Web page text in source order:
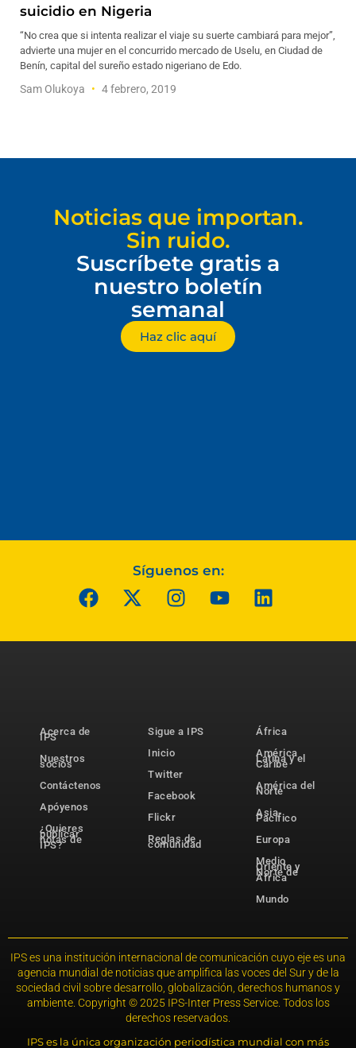
suicidio en Nigeria
“No crea que si intenta realizar el viaje su suerte cambiará para mejor”,
advierte una mujer en el concurrido mercado de Uselu, en Ciudad de
Benín, capital del sureño estado nigeriano de Edo.
Sam Olukoya 4 febrero, 2019
Noticias que importan.
Sin ruido.
Suscríbete gratis a
nuestro boletín
semanal
Haz clic aquí
Síguenos en:
Acerca de
IPS
Nuestros
socios
Contáctenos
Apóyenos
¿Quieres
publicar
notas de
IPS?
Sigue a IPS
Inicio
Twitter
Facebook
Flickr
Reglas de
comunidad
África
América
Latina y el
Caribe
América del
Norte
Asia-
Pacífico
Europa
Medio
Oriente y
Norte de
África
Mundo
IPS es una institución internacional de comunicación cuyo eje es una
agencia mundial de noticias que amplifica las voces del Sur y de la
sociedad civil sobre desarrollo, globalización, derechos humanos y
ambiente. Copyright © 2025 IPS-Inter Press Service. Todos los
derechos reservados.
IPS es la única organización periodística mundial con más